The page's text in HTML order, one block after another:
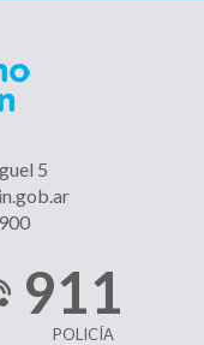
5
911
POLICÍA